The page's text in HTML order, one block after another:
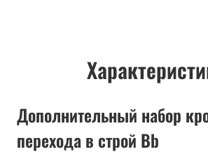
Дополнительный набор
перехода в строй Bb